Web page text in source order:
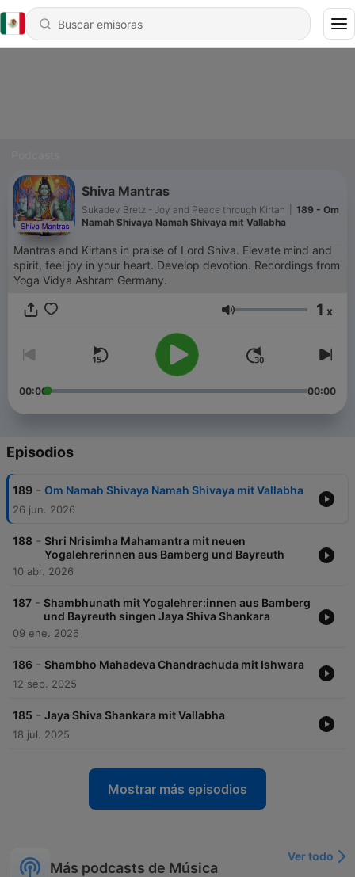
Shiva Mantras
Sukadev Bretz - Joy and Peace through Kirtan
189 - Om
Namah Shivaya Namah Shivaya mit Vallabha
Mantras and Kirtans in praise of Lord Shiva. Elevate mind and
spirit, feel joy in your heart. Develop devotion. Recordings from
Yoga Vidya Ashram Germany.
Volumen 1 x
00:00 00:00
Episodios
189 - Om Namah Shivaya Namah Shivaya mit Vallabha
26 jun. 2026
188 - Shri Nrisimha Mahamantra mit neuen
Yogalehrerinnen aus Bamberg und Bayreuth
10 abr. 2026
187 - Shambhunath mit Yogalehrer:innen aus Bamberg
und Bayreuth singen Jaya Shiva Shankara
09 ene. 2026
186 - Shambho Mahadeva Chandrachuda mit Ishwara
12 sep. 2025
185 - Jaya Shiva Shankara mit Vallabha
18 jul. 2025
Mostrar más episodios
Más podcasts de Música
Ver todo